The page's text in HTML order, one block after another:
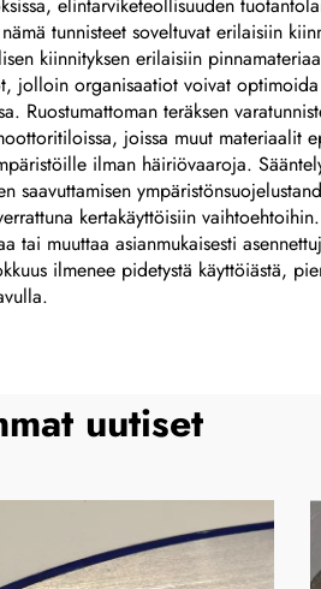
tunnisteet soveltuvat erilaisiin
kiinnityksen erilaisiin
jolloin organisaatiot voivat
Ruostumattoman teräksen
joissa muut materiaalit
ilman häiriövaaroja.
saavuttamisen
kertakäyttöisiin
muuttaa asianmukaisesti
ilmenee pidetystä käyttöiästä,
uutiset